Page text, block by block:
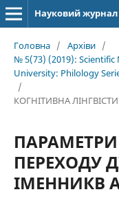
Головна / Архіви /
№ 5(73) (2019):
University: Philology
/
КОГНІТИВНА
ПЕРЕХОДУ
ІМЕННИКВ